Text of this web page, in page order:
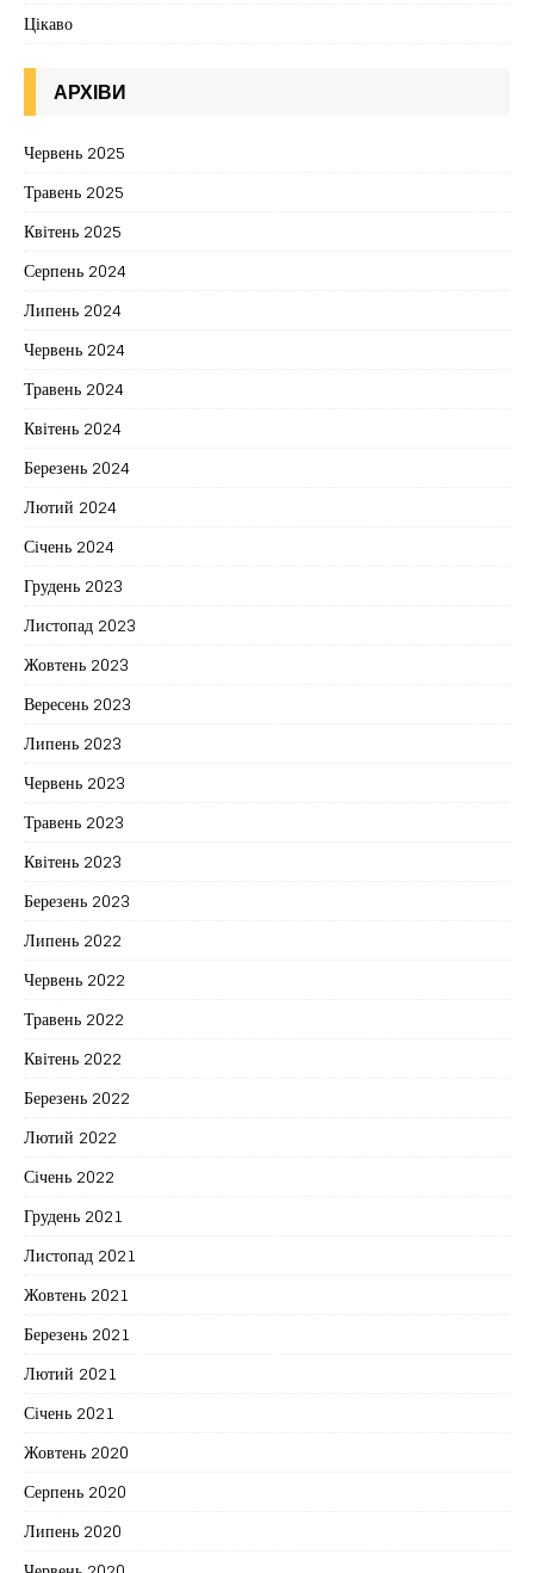
Цікаво
АРХІВИ
Червень 2025
Травень 2025
Квітень 2025
Серпень 2024
Липень 2024
Червень 2024
Травень 2024
Квітень 2024
Березень 2024
Лютий 2024
Січень 2024
Грудень 2023
Листопад 2023
Жовтень 2023
Вересень 2023
Липень 2023
Червень 2023
Травень 2023
Квітень 2023
Березень 2023
Липень 2022
Червень 2022
Травень 2022
Квітень 2022
Березень 2022
Лютий 2022
Січень 2022
Грудень 2021
Листопад 2021
Жовтень 2021
Березень 2021
Лютий 2021
Січень 2021
Жовтень 2020
Серпень 2020
Липень 2020